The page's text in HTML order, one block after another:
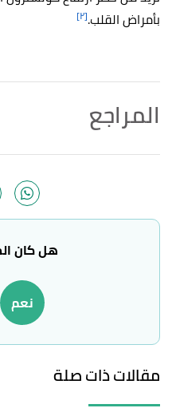
بأمراض القلب.[٢]
المراجع
16/2/2021. Edited.
^أب"Meat in your diet"
2018, Retrieved
16/2/2021. Edited.
Retrieved 16/2/2021.
16/2/2021. Edited.
هل كان
نعم
مقالات ذات صلة